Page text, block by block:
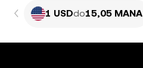
1 USDdo15,05 MANA